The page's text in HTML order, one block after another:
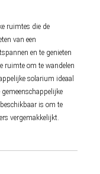
ruimtes die de
van een
en te genieten
ruimte om te wandelen
solarium ideaal
is om te
vergemakkelijkt.